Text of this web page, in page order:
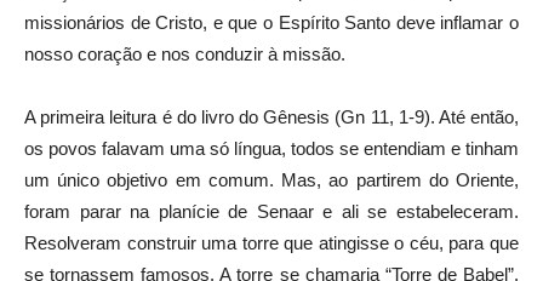
missionários de Cristo, e que o Espírito Santo deve inflamar o
nosso coração e nos conduzir à missão.
A primeira leitura é do livro do Gênesis (Gn 11, 1-9). Até então,
os povos falavam uma só língua, todos se entendiam e tinham
um único objetivo em comum. Mas, ao partirem do Oriente,
foram parar na planície de Senaar e ali se estabeleceram.
Resolveram construir uma torre que atingisse o céu, para que
se tornassem famosos. A torre se chamaria “Torre de Babel”.